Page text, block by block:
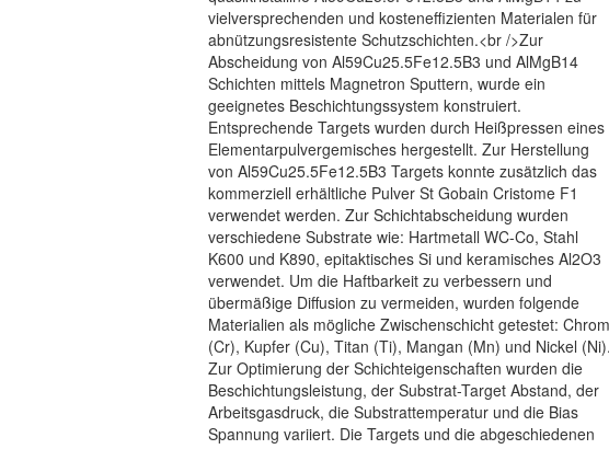
vielversprechenden und kosteneffizienten Materialen für
abnützungsresistente Schutzschichten.<br />Zur
Abscheidung von Al59Cu25.5Fe12.5B3 und AlMgB14
Schichten mittels Magnetron Sputtern, wurde ein
geeignetes Beschichtungssystem konstruiert.
Entsprechende Targets wurden durch Heißpressen eines
Elementarpulvergemisches hergestellt. Zur Herstellung
von Al59Cu25.5Fe12.5B3 Targets konnte zusätzlich das
kommerziell erhältliche Pulver St Gobain Cristome F1
verwendet werden. Zur Schichtabscheidung wurden
verschiedene Substrate wie: Hartmetall WC-Co, Stahl
K600 und K890, epitaktisches Si und keramisches Al2O3
verwendet. Um die Haftbarkeit zu verbessern und
übermäßige Diffusion zu vermeiden, wurden folgende
Materialien als mögliche Zwischenschicht getestet: Chrom
(Cr), Kupfer (Cu), Titan (Ti), Mangan (Mn) und Nickel
Zur Optimierung der Schichteigenschaften wurden die
Beschichtungsleistung, der Substrat-Target Abstand, der
Arbeitsgasdruck, die Substrattemperatur und die Bias
Spannung variiert. Die Targets und die abgeschiedenen